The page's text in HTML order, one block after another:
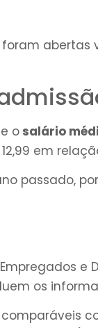
abertas
o salário
em
passado,
os